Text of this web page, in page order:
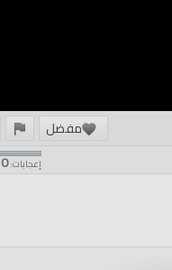
مفضل
إعجابات:0